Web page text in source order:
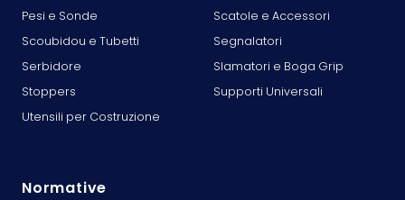
Pesi e Sonde
Scatole e Accessori
Scoubidou e Tubetti
Segnalatori
Serbidore
Slamatori e Boga Grip
Stoppers
Supporti Universali
Utensili per Costruzione
Normative